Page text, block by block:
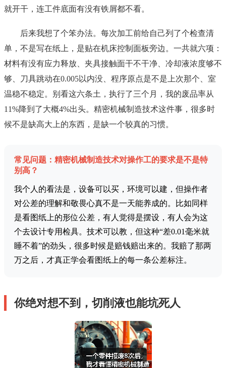
就开干，连工件底面有没有铁屑都不看。
后来我想了个笨办法。每次加工前给自己列了个检查清
单，不是写在纸上，是贴在机床控制面板旁边。一共就六项：
材料有没有应力释放、夹具接触面干不干净、冷却液浓度够不
够、刀具跳动在0.005以内没、程序原点是不是上次那个、室
温稳不稳定。别看这六条土，执行了三个月，我的废品率从
11%降到了大概4%出头。精密机械制造技术这件事，很多时
候不是缺高大上的东西，是缺一个较真的习惯。
常见问题：精密机械制造技术对操作工的要求是不是特
别高？
我个人的看法是，设备可以买，环境可以建，但操作者
对公差的理解和敬畏心真不是一天能养成的。比如同样
是看图纸上的形位公差，有人觉得是摆设，有人会为这
个去设计专用检具。技术可以教，但这种“差0.01毫米就
睡不着”的劲头，很多时候是赔钱赔出来的。我赔了那两
万之后，才真正学会看图纸上的每一条公差标注。
你绝对想不到，切削液也能坑死人